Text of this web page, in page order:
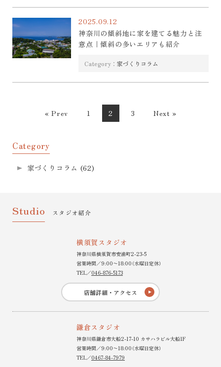
2025.09.12
神奈川の傾斜地に家を建てる魅力と注
意点｜傾斜の多いエリアも紹介
Category： 家づくりコラム
« Prev 1 2 3 Next »
Category
家づくりコラム (62)
Studio スタジオ紹介
横須賀スタジオ
神奈川県横須賀市安浦町2-23-5
営業時間／9:00〜18:00（水曜日定休）
TEL／046-876-5173
店舗詳細・アクセス
鎌倉スタジオ
神奈川県鎌倉市大船2-17-10 カサハラビル大船1F
営業時間／9:00〜18:00（水曜日定休）
TEL／0467-84-7979